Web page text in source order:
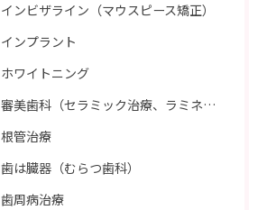
インビザライン（マウスピース矯正）
インプラント
ホワイトニング
審美歯科（セラミック治療、ラミネートべニア、ダイレクトボンディング）
根管治療
歯は臓器（むらつ歯科）
歯周病治療